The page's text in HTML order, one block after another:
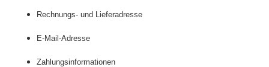
Rechnungs- und Lieferadresse
E‑Mail-Adresse
Zahlungsinformationen